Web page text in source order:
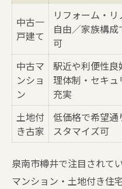
中古一
戸建て
リフォーム・リ
自由／家族構成
可
中古マ
ンショ
ン
駅近や利便性良
理体制・セキュ
充実
土地付
き古家
低価格で希望通
スタマイズ可
泉南市樽井で注目されて
マンション・土地付き住